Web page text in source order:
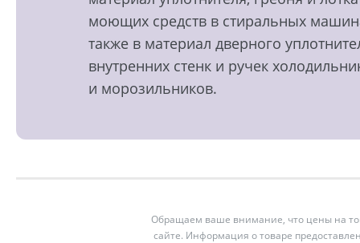
моющих средств в стиральных
также в материал дверного
внутренних стенк и ручек
и морозильников.
Обращаем ваше внимание, что цены на
сайте. Информация о товаре